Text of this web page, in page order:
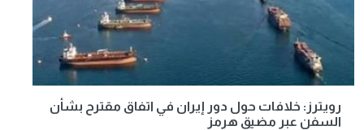
رويترز: خلافات حول دور إيران في اتفاق مقترح بشأن
السفن عبر مضيق هرمز